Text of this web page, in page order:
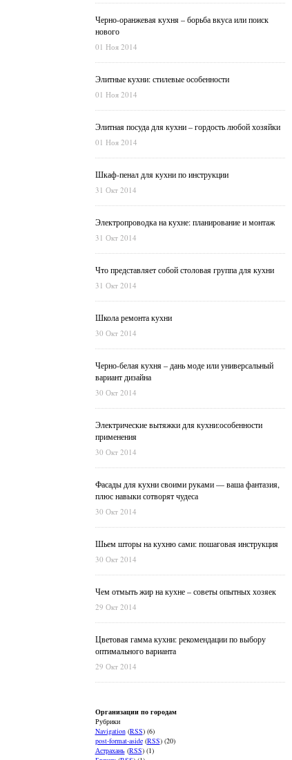
Черно-оранжевая кухня – борьба вкуса или поиск
нового
01 Ноя 2014
Элитные кухни: стилевые особенности
01 Ноя 2014
Элитная посуда для кухни – гордость любой хозяйки
01 Ноя 2014
Шкаф-пенал для кухни по инструкции
31 Окт 2014
Электропроводка на кухне: планирование и монтаж
31 Окт 2014
Что представляет собой столовая группа для кухни
31 Окт 2014
Школа ремонта кухни
30 Окт 2014
Черно-белая кухня – дань моде или универсальный
вариант дизайна
30 Окт 2014
Электрические вытяжки для кухни:особенности
применения
30 Окт 2014
Фасады для кухни своими руками — ваша фантазия,
плюс навыки сотворят чудеса
30 Окт 2014
Шьем шторы на кухню сами: пошаговая инструкция
30 Окт 2014
Чем отмыть жир на кухне – советы опытных хозяек
29 Окт 2014
Цветовая гамма кухни: рекомендации по выбору
оптимального варианта
29 Окт 2014
Организации по городам
Рубрики
Navigation(RSS) (6)
post-format-aside(RSS) (20)
Астрахань(RSS) (1)